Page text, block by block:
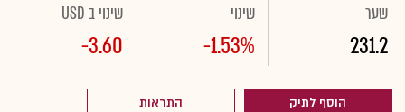
שער
231.2
שינוי
-1.53%
שינוי ב USD
-3.60
הוסף לתיק התראות